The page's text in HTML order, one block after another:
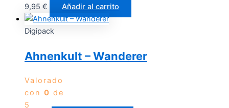
9,95 € Añadir al carrito
Digipack
Ahnenkult – Wanderer
Valorado
con 0 de
5